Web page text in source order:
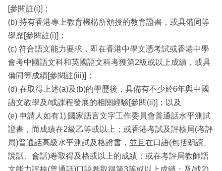
[參閱註(i)]；
(b) 持有香港專上教育機構所頒授的教育證書，或具備同等
學歷[參閱註(i)]；
(c) 符合語文能力要求，即在香港中學文憑考試或香港中學
會考中國語文科和英國語文科考獲第2級或以上成績，或具
備同等成績[參閱註(iii)]；
(d) 在取得上述(a)及(b)的學歷後，具備有不少於6年與中國
語文教學及/或課程發展的相關經驗[參閱(ii)]；以及
(e) 申請人如有1) 國家語言文字工作委員會普通話水平測試
證書，而成績在2級乙等或以上；或香港考試及評核局(考評
局)普通話高級水平測試及格證書，並且在口語(包括朗讀、
說話、會話)卷取得及格或以上的成績；或在考評局教師語
文能力評核(普通話)口語卷取得第3等或以上成績；及/或2)